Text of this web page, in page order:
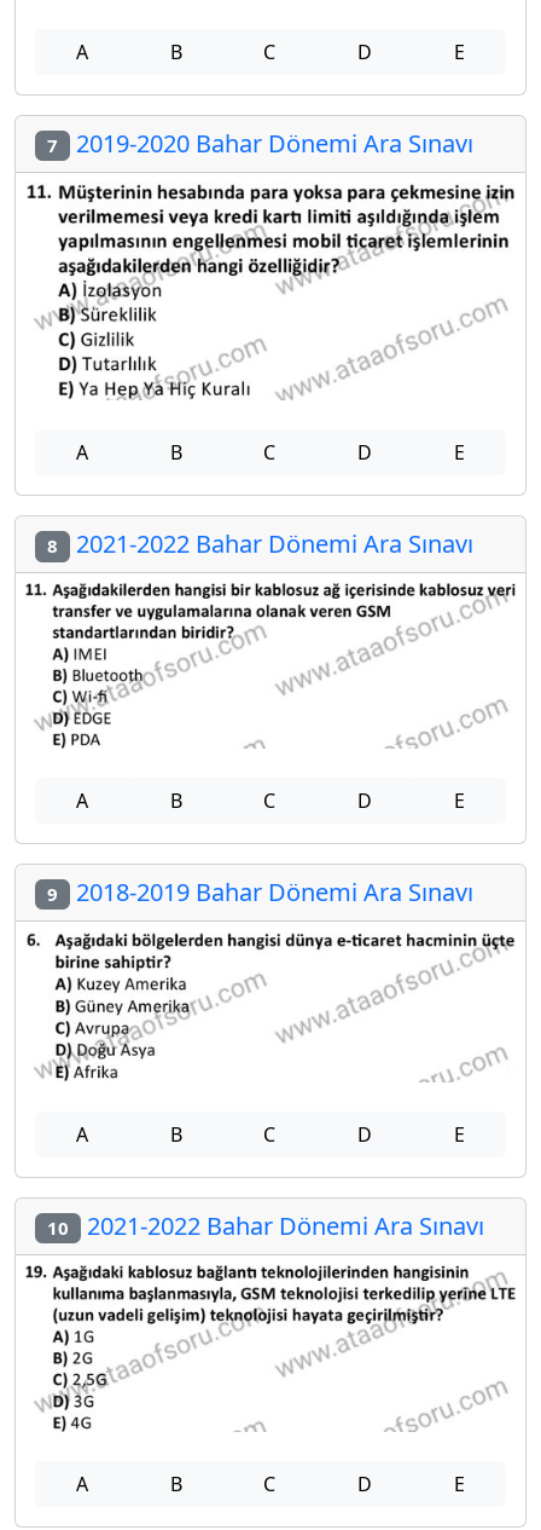
A B C D E
7 2019-2020 Bahar Dönemi Ara Sınavı
A B C D E
8 2021-2022 Bahar Dönemi Ara Sınavı
A B C D E
9 2018-2019 Bahar Dönemi Ara Sınavı
A B C D E
10 2021-2022 Bahar Dönemi Ara Sınavı
A B C D E